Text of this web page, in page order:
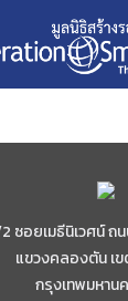
ซอยเมธีนิเวศน์
แขวงคลองตัน เ
กรุงเทพมหาน